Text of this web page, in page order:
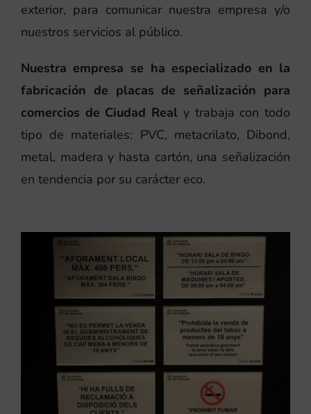
exterior, para comunicar nuestra empresa y/o
nuestros servicios al público.
Nuestra empresa se ha especializado en la
fabricación de placas de señalización para
comercios de Ciudad Real y trabaja con todo
tipo de materiales: PVC, metacrilato, Dibond,
metal, madera y hasta cartón, una señalización
en tendencia por su carácter eco.